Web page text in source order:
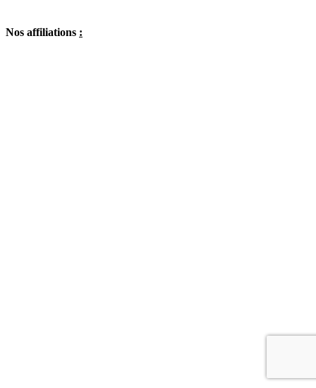
Nos affiliations :